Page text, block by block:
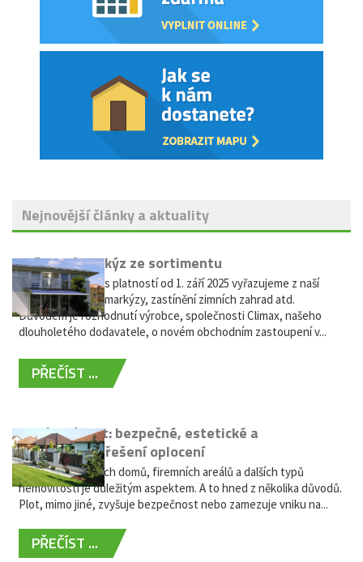
Nejnovější články a aktuality
Vyřazení markýz ze sortimentu
Vážení zákazníci, s platností od 1. září 2025 vyřazujeme z naší
nabídky výsuvné markýzy, zastínění zimních zahrad atd.
Důvodem je rozhodnutí výrobce, společnosti Climax, našeho
dlouholetého dodavatele, o novém obchodním zastoupení v...
PŘEČÍST ...
Hliníkový plot: bezpečné, estetické a
bezúdržbové řešení oplocení
Oplocení rodinných domů, firemních areálů a dalších typů
nemovitostí je důležitým aspektem. A to hned z několika důvodů.
Plot, mimo jiné, zvyšuje bezpečnost nebo zamezuje vniku na...
PŘEČÍST ...